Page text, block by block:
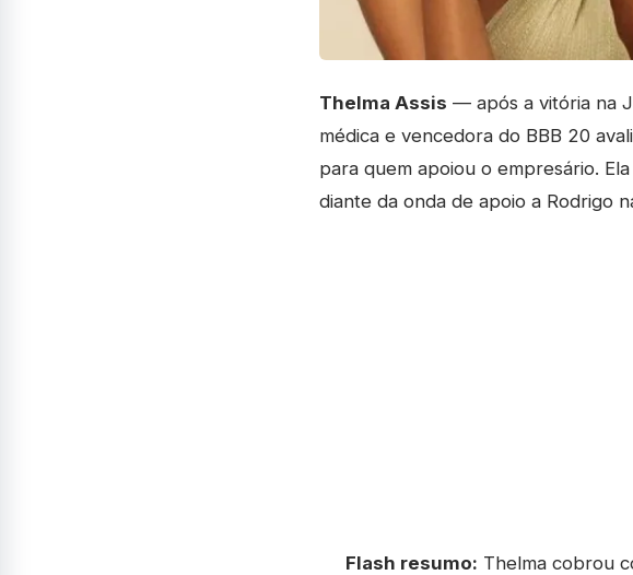
Thelma Assis — após a vitória na
médica e vencedora do BBB 20
para quem apoiou o empresário.
diante da onda de apoio a Rodrigo
Flash resumo: Thelma cobrou